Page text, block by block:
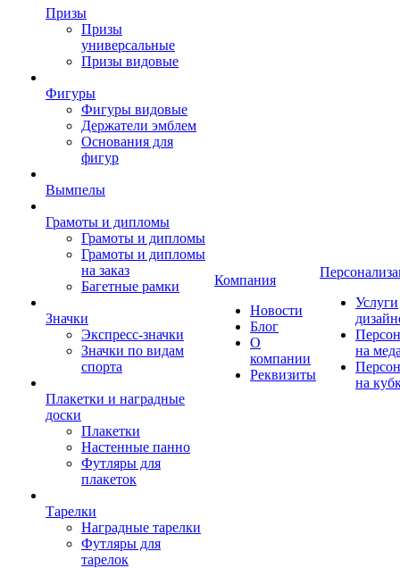
Призы
Призы
универсальные
Призы видовые
Фигуры
Фигуры видовые
Держатели эмблем
Основания для
фигур
Вымпелы
Грамоты и дипломы
Грамоты и дипломы
Грамоты и дипломы
на заказ
Багетные рамки
Значки
Экспресс-значки
Значки по видам
спорта
Плакетки и наградные
доски
Плакетки
Настенные панно
Футляры для
плакеток
Тарелки
Наградные тарелки
Футляры для
тарелок
Компания
Новости
Блог
О
компании
Реквизиты
Услуги
на
на